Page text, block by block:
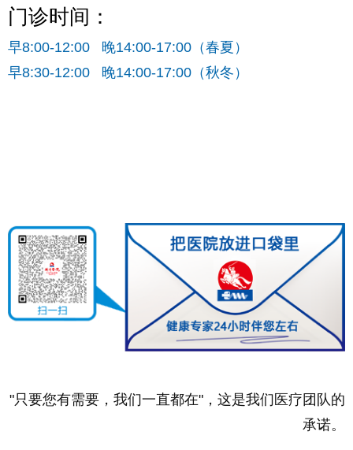
门诊时间：
早8:00-12:00 晚14:00-17:00（春夏）
早8:30-12:00 晚14:00-17:00（秋冬）
"只要您有需要，我们一直都在"，这是我们医疗团队的
承诺。